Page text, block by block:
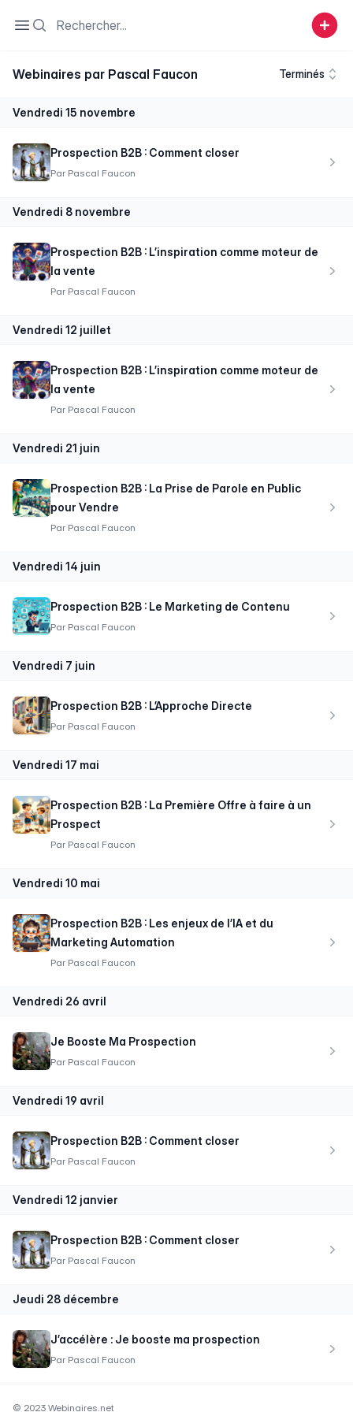
Open sidebar
Search
Webinaires par Pascal Faucon Terminés
vendredi 15 novembre
Prospection B2B : Comment closer
Par Pascal Faucon
vendredi 8 novembre
Prospection B2B : L’inspiration comme moteur de
la vente
Par Pascal Faucon
vendredi 12 juillet
Prospection B2B : L’inspiration comme moteur de
la vente
Par Pascal Faucon
vendredi 21 juin
Prospection B2B : La Prise de Parole en Public
pour Vendre
Par Pascal Faucon
vendredi 14 juin
Prospection B2B : Le Marketing de Contenu
Par Pascal Faucon
vendredi 7 juin
Prospection B2B : L’Approche Directe
Par Pascal Faucon
vendredi 17 mai
Prospection B2B : La Première Offre à faire à un
Prospect
Par Pascal Faucon
vendredi 10 mai
Prospection B2B : Les enjeux de l’IA et du
Marketing Automation
Par Pascal Faucon
vendredi 26 avril
Je Booste Ma Prospection
Par Pascal Faucon
vendredi 19 avril
Prospection B2B : Comment closer
Par Pascal Faucon
vendredi 12 janvier
Prospection B2B : Comment closer
Par Pascal Faucon
jeudi 28 décembre
J’accélère : Je booste ma prospection
Par Pascal Faucon
© 2023 Webinaires.net